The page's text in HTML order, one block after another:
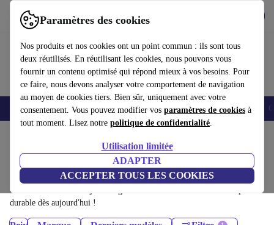
Paramètres des cookies
Nos produits et nos cookies ont un point commun : ils sont tous
deux réutilisés. En réutilisant les cookies, nous pouvons vous
fournir un contenu optimisé qui répond mieux à vos besoins. Pour
ce faire, nous devons analyser votre comportement de navigation
au moyen de cookies tiers. Bien sûr, uniquement avec votre
consentement. Vous pouvez modifier vos paramètres de cookies à
tout moment. Lisez notre politique de confidentialité.
Utilisation limitée
ADAPTER
ACCEPTER TOUS LES COOKIES
Utilisez refurbed rapidement et facilement
Smartphones Laptops Tablettes Montres connectées Accessoires
Tablettes:
Tablettes certifiés reconditionnés à moins de 1500€ – économisez jusqu'à
40 %. Retours sous 30 jours et garantie de 12 mois. Achetez de façon
durable dès aujourd'hui !